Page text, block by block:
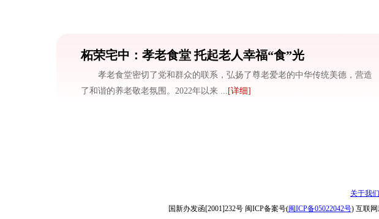
柘荣宅中：孝老食堂 托起老人幸福“食”光
孝老食堂密切了党和群众的联系，弘扬了尊老爱老的中华传统美德，营造
了和谐的养老敬老氛围。2022年以来 ... [详细]